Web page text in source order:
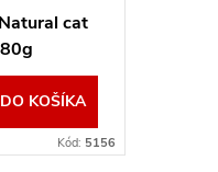
cat
DO KOŠÍKA
Kód: 5156